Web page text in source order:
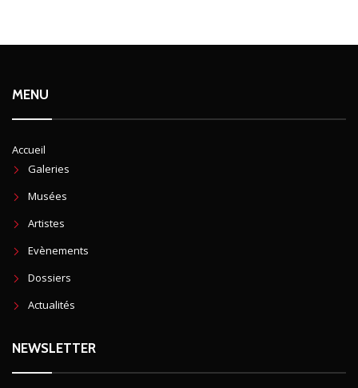
MENU
Accueil
Galeries
Musées
Artistes
Evènements
Dossiers
Actualités
NEWSLETTER